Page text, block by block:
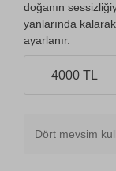
doğanın
yanlarında
ayarlanır.
4000 TL
Dört mevsim